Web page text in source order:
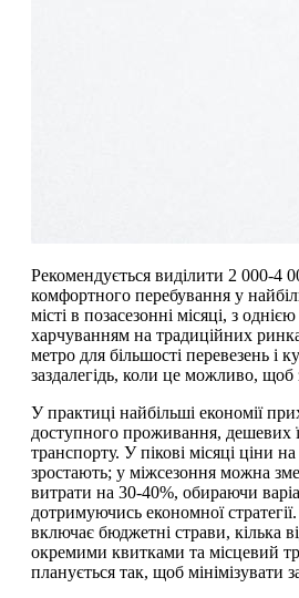
Рекомендується виділити 2 000-4
комфортного перебування у
місті в позасезонні місяці, з
харчуванням на традиційних
метро для більшості перевезень і
заздалегідь, коли це можливо, щоб
У практиці найбільші економії
доступного проживання, дешевих
транспорту. У пікові місяці ціни
зростають; у міжсезоння можна
витрати на 30-40%, обираючи
дотримуючись економної
включає бюджетні страви, кілька
окремими квитками та місцевий
планується так, щоб мінімізувати